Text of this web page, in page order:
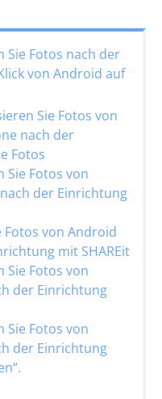
Sie Fotos nach der
von Android auf
Sie Fotos von
nach der
Fotos
Sie Fotos von
der Einrichtung
Fotos von Android
mit SHAREit
Sie Fotos von
der Einrichtung
Sie Fotos von
der Einrichtung